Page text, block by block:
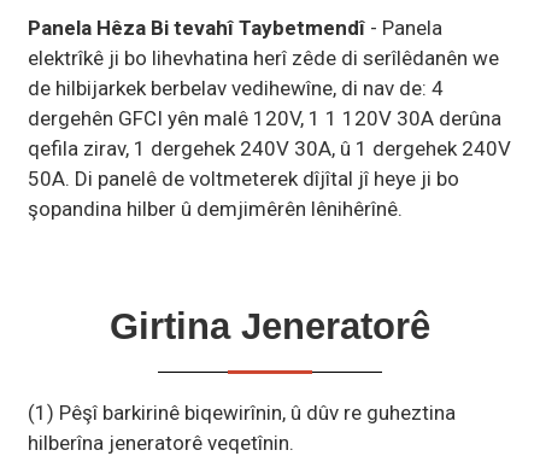
Panela Hêza Bi tevahî Taybetmendî- Panela
elektrîkê ji bo lihevhatina herî zêde di serîlêdanên we
de hilbijarkek berbelav vedihewîne, di nav de: 4
dergehên GFCI yên malê 120V, 1 1 120V 30A derûna
qefila zirav, 1 dergehek 240V 30A, û 1 dergehek 240V
50A. Di panelê de voltmeterek dîjîtal jî heye ji bo
şopandina hilber û demjimêrên lênihêrînê.
Girtina Jeneratorê
(1) Pêşî barkirinê biqewirînin, û dûv re guheztina
hilberîna jeneratorê veqetînin.